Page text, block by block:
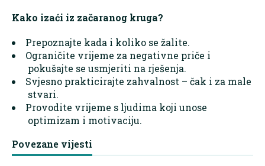
Kako izaći iz začaranog kruga?
Prepoznajte kada i koliko se žalite.
Ograničite vrijeme za negativne priče i
pokušajte se usmjeriti na rješenja.
Svjesno prakticirajte zahvalnost – čak i za male
stvari.
Provodite vrijeme s ljudima koji unose
optimizam i motivaciju.
Povezane vijesti